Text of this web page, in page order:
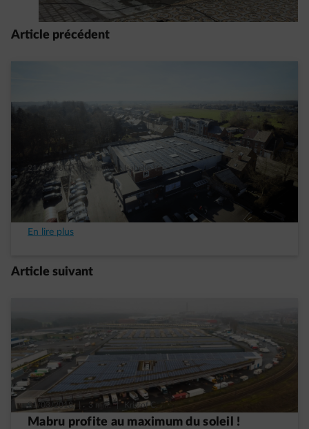
Article précédent
21/03/2019 4 min. | Isabelle V.
AD Delhaize à Jurbise installe des panneaux
solaires
En lire plus
Article suivant
21/03/2018 3 min. | Kristof C.
Mabru profite au maximum du soleil !